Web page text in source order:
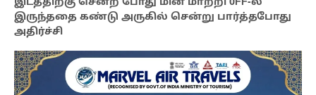
இடத்திற்கு சென்ற போது மின் மாற்றி 0FF-ல்
இருந்ததை கண்டு அருகில் சென்று பார்த்தபோது
அதிர்ச்சி